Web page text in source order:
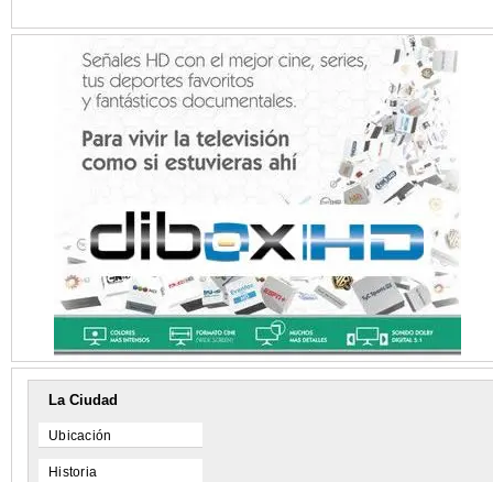
La Ciudad
Ubicación
Historia